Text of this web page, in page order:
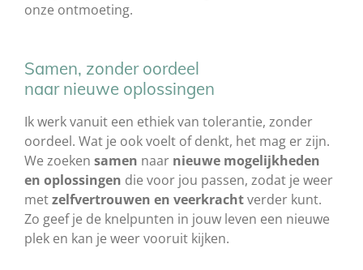
onze ontmoeting.
Samen, zonder oordeel
naar nieuwe oplossingen
Ik werk vanuit een ethiek van tolerantie, zonder
oordeel. Wat je ook voelt of denkt, het mag er zijn.
We zoeken samen naar nieuwe mogelijkheden
en oplossingen die voor jou passen, zodat je weer
metzelfvertrouwen en veerkrachtverder kunt.
Zo geef je de knelpunten in jouw leven een nieuwe
plek en kan je weer vooruit kijken.